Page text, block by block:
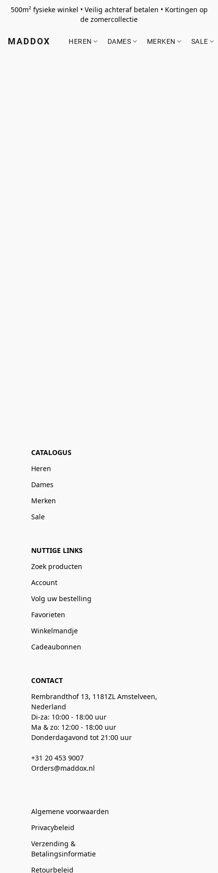
500m² fysieke winkel • Veilig achteraf betalen • Kortingen op
de zomercollectie
MADDOX HEREN DAMES MERKEN SALE
CATALOGUS
Heren
Dames
Merken
Sale
NUTTIGE LINKS
Zoek producten
Account
Volg uw bestelling
Favorieten
Winkelmandje
Cadeaubonnen
CONTACT
Rembrandthof 13, 1181ZL Amstelveen,
Nederland
Di-za: 10:00 - 18:00 uur
Ma & zo: 12:00 - 18:00 uur
Donderdagavond tot 21:00 uur
+31 20 453 9007
Orders@maddox.nl
Algemene voorwaarden
Privacybeleid
Verzending &
Betalingsinformatie
Retourbeleid